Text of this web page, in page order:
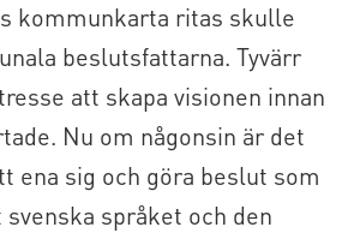
kommunkarta ritas skulle
beslutsfattarna. Tyvärr
att skapa visionen innan
Nu om någonsin är det
ena sig och göra beslut som
språket och den